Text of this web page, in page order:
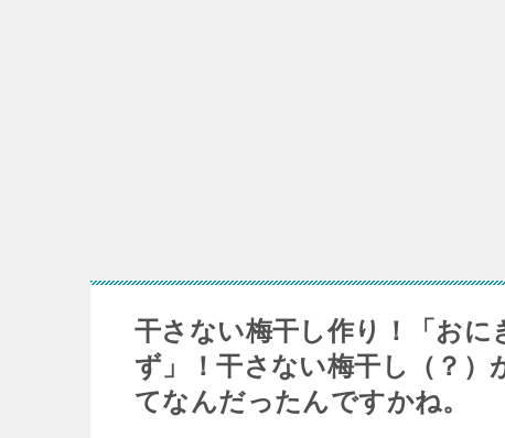
干さない梅干し作り！「お
ず」！干さない梅干し（？
てなんだったんですかね。